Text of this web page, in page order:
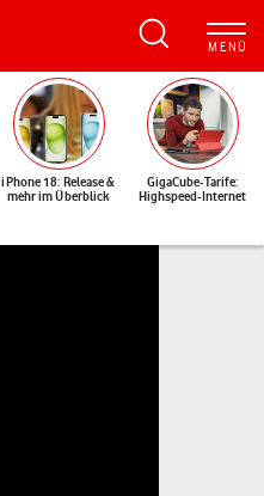
iPhone 18: Release &
mehr im Überblick
GigaCube-Tarife:
Highspeed-Internet